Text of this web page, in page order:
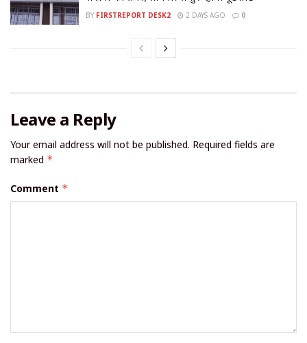
BY FIRSTREPORT DESK2 2 DAYS AGO 0
Leave a Reply
Your email address will not be published. Required fields are
marked *
Comment *